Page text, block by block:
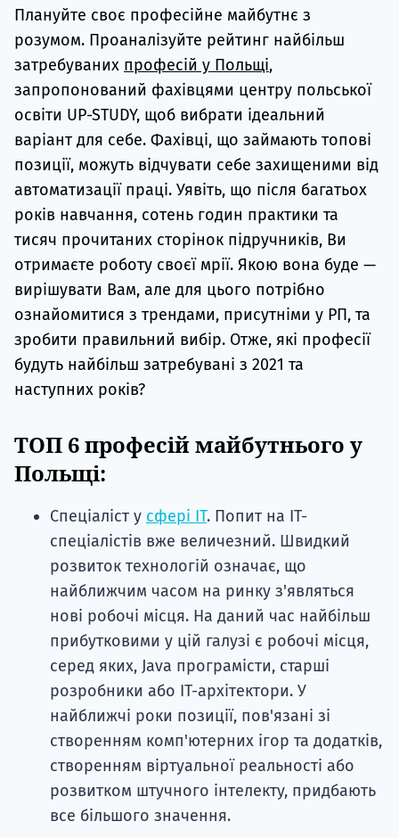
Плануйте своє професійне майбутнє з
розумом. Проаналізуйте рейтинг найбільш
затребуваних професій у Польщі,
запропонований фахівцями центру польської
освіти UP-STUDY, щоб вибрати ідеальний
варіант для себе. Фахівці, що займають топові
позиції, можуть відчувати себе захищеними від
автоматизації праці. Уявіть, що після багатьох
років навчання, сотень годин практики та
тисяч прочитаних сторінок підручників, Ви
отримаєте роботу своєї мрії. Якою вона буде —
вирішувати Вам, але для цього потрібно
ознайомитися з трендами, присутніми у РП, та
зробити правильний вибір. Отже, які професії
будуть найбільш затребувані з 2021 та
наступних років?
ТОП 6 професій майбутнього у
Польщі:
Спеціаліст у сфері ІТ. Попит на ІТ-
спеціалістів вже величезний. Швидкий
розвиток технологій означає, що
найближчим часом на ринку з'являться
нові робочі місця. На даний час найбільш
прибутковими у цій галузі є робочі місця,
серед яких, Java програмісти, старші
розробники або ІТ-архітектори. У
найближчі роки позиції, пов'язані зі
створенням комп'ютерних ігор та додатків,
створенням віртуальної реальності або
розвитком штучного інтелекту, придбають
все більшого значення.